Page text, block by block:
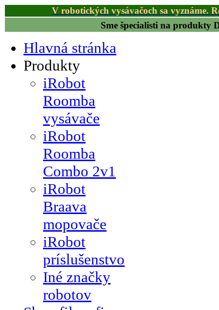
V robotických vysávačoch sa vyznáme.
Sme špecialisti na produkty
Hlavná stránka
Produkty
iRobot
Roomba
vysávače
iRobot
Roomba
Combo 2v1
iRobot
Braava
mopovače
iRobot
príslušenstvo
Iné značky
robotov